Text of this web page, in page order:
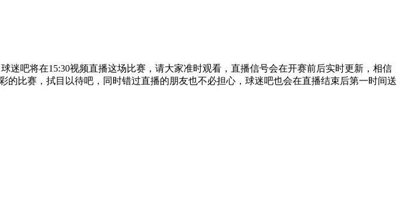
迷吧将在15:30视频直播这场比赛，请大家准时观看，直播信号会在开赛前后实时更新，相信
的比赛，拭目以待吧，同时错过直播的朋友也不必担心，球迷吧也会在直播结束后第一时间送